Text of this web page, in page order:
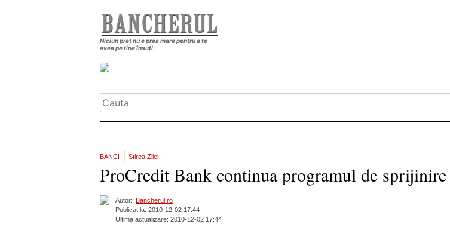
Niciun preț nu e prea mare pentru a te
avea pe tine însuți.
BANCI Stirea Zilei
ProCredit Bank continua programul de
Autor: Bancherul.ro
Publicat la: 2010-12-02 17:44
Ultima actualizare: 2010-12-02 17:44